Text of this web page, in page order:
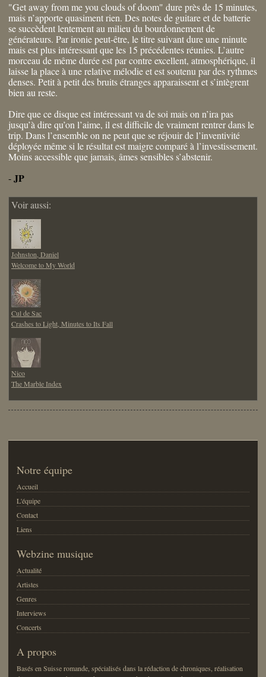
"Get away from me you clouds of doom" dure près de 15 minutes,
mais n’apporte quasiment rien. Des notes de guitare et de batterie
se succèdent lentement au milieu du bourdonnement de
générateurs. Par ironie peut-être, le titre suivant dure une minute
mais est plus intéressant que les 15 précédentes réunies. L’autre
morceau de même durée est par contre excellent, atmosphérique, il
laisse la place à une relative mélodie et est soutenu par des rythmes
denses. Petit à petit des bruits étranges apparaissent et s’intègrent
bien au reste.
Dire que ce disque est intéressant va de soi mais on n’ira pas
jusqu’à dire qu’on l’aime, il est difficile de vraiment rentrer dans le
trip. Dans l’ensemble on ne peut que se réjouir de l’inventivité
déployée même si le résultat est maigre comparé à l’investissement.
Moins accessible que jamais, âmes sensibles s’abstenir.
-JP
Voir aussi:
Johnston, Daniel
Welcome to My World
Cul de Sac
Crashes to Light, Minutes to Its Fall
Nico
The Marble Index
Notre équipe
Accueil
L'équipe
Contact
Liens
Webzine musique
Actualité
Artistes
Genres
Interviews
Concerts
A propos
Basés en Suisse romande, spécialisés dans la rédaction de chroniques, réalisation